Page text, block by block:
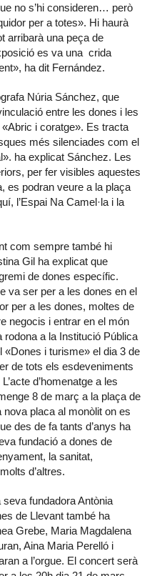
no s’hi consideren… però
per a totes». Hi haurà
arribarà una peça de
es va una crida
ha dit Fernández.
Núria Sánchez, que
entre les dones i les
i coratge». Es tracta
més silenciades com el
ha explicat Sánchez. Les
per fer visibles aquestes
es podran veure a la plaça
l’Espai Na Camel·la i la
com sempre també hi
Gil ha explicat que
de dones específic.
va ser per a les dones en el
per a les dones, moltes de
negocis i entrar en el món
a la Institució Pública
i turisme» el dia 3 de
de tots els esdeveniments
d’homenatge a les
8 de març a la plaça de
nova placa al monòlit on es
des de fa tants d’anys ha
fundació a dones de
la sanitat,
d’altres.
fundadora Antònia
de Llevant també ha
Grebe, Maria Magdalena
Aina Maria Perelló i
a l’orgue. El concert serà